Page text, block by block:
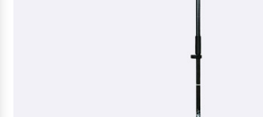
SECO TELESKOPSTOK, KULFIBER, 2M